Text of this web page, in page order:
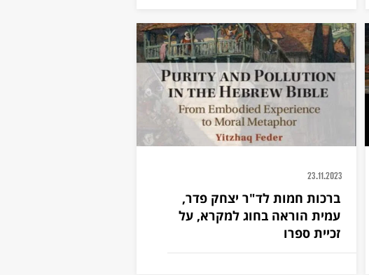
23.11.2023
ברכות חמות לד"ר יצחק פדר,
עמית הוראה בחוג למקרא, על
זכיית ספרו